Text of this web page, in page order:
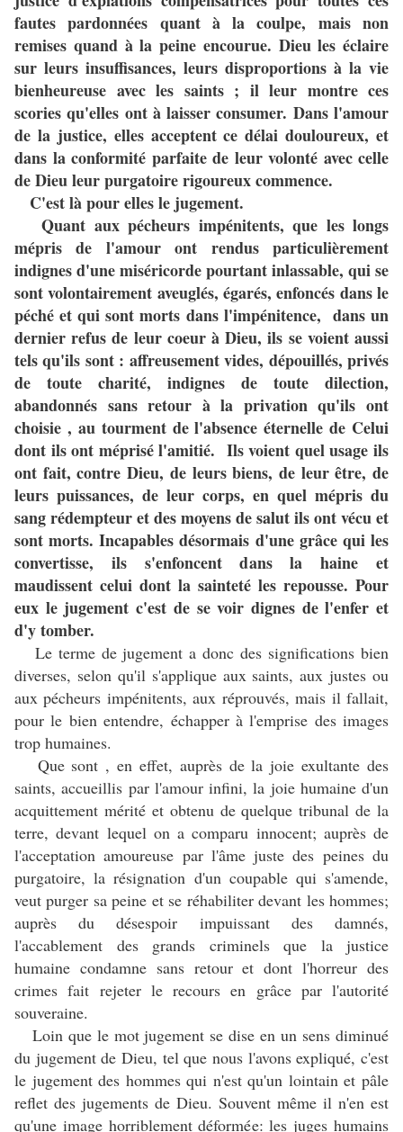
fautes pardonnées quant à la coulpe, mais non
remises quand à la peine encourue. Dieu les éclaire
sur leurs insuffisances, leurs disproportions à la vie
bienheureuse avec les saints ; il leur montre ces
scories qu'elles ont à laisser consumer. Dans l'amour
de la justice, elles acceptent ce délai douloureux, et
dans la conformité parfaite de leur volonté avec celle
de Dieu leur purgatoire rigoureux commence.
C'est là pour elles le jugement.
Quant aux pécheurs impénitents, que les longs
mépris de l'amour ont rendus particulièrement
indignes d'une miséricorde pourtant inlassable, qui se
sont volontairement aveuglés, égarés, enfoncés dans le
péché et qui sont morts dans l'impénitence, dans un
dernier refus de leur coeur à Dieu, ils se voient aussi
tels qu'ils sont : affreusement vides, dépouillés, privés
de toute charité, indignes de toute dilection,
abandonnés sans retour à la privation qu'ils ont
choisie , au tourment de l'absence éternelle de Celui
dont ils ont méprisé l'amitié. Ils voient quel usage ils
ont fait, contre Dieu, de leurs biens, de leur être, de
leurs puissances, de leur corps, en quel mépris du
sang rédempteur et des moyens de salut ils ont vécu et
sont morts. Incapables désormais d'une grâce qui les
convertisse, ils s'enfoncent dans la haine et
maudissent celui dont la sainteté les repousse. Pour
eux le jugement c'est de se voir dignes de l'enfer et
d'y tomber.
Le terme de jugement a donc des significations bien
diverses, selon qu'il s'applique aux saints, aux justes ou
aux pécheurs impénitents, aux réprouvés, mais il fallait,
pour le bien entendre, échapper à l'emprise des images
trop humaines.
Que sont , en effet, auprès de la joie exultante des
saints, accueillis par l'amour infini, la joie humaine d'un
acquittement mérité et obtenu de quelque tribunal de la
terre, devant lequel on a comparu innocent; auprès de
l'acceptation amoureuse par l'âme juste des peines du
purgatoire, la résignation d'un coupable qui s'amende,
veut purger sa peine et se réhabiliter devant les hommes;
auprès du désespoir impuissant des damnés,
l'accablement des grands criminels que la justice
humaine condamne sans retour et dont l'horreur des
crimes fait rejeter le recours en grâce par l'autorité
souveraine.
Loin que le mot jugement se dise en un sens diminué
du jugement de Dieu, tel que nous l'avons expliqué, c'est
le jugement des hommes qui n'est qu'un lointain et pâle
reflet des jugements de Dieu. Souvent même il n'en est
qu'une image horriblement déformée: les juges humains